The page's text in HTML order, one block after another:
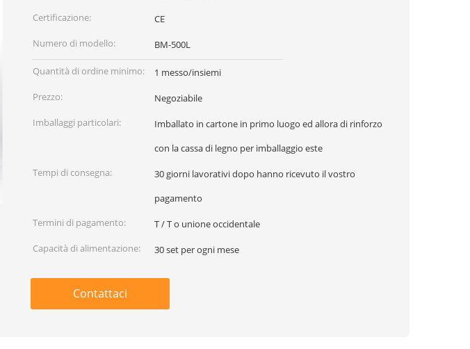
Certificazione:
CE
Numero di modello:
BM-500L
Quantità di ordine minimo:
1 messo/insiemi
Prezzo:
Negoziabile
Imballaggi particolari:
Imballato in cartone in primo luogo ed allora di rinforzo
con la cassa di legno per imballaggio este
Tempi di consegna:
30 giorni lavorativi dopo hanno ricevuto il vostro
pagamento
Termini di pagamento:
T / T o unione occidentale
Capacità di alimentazione:
30 set per ogni mese
Contattaci